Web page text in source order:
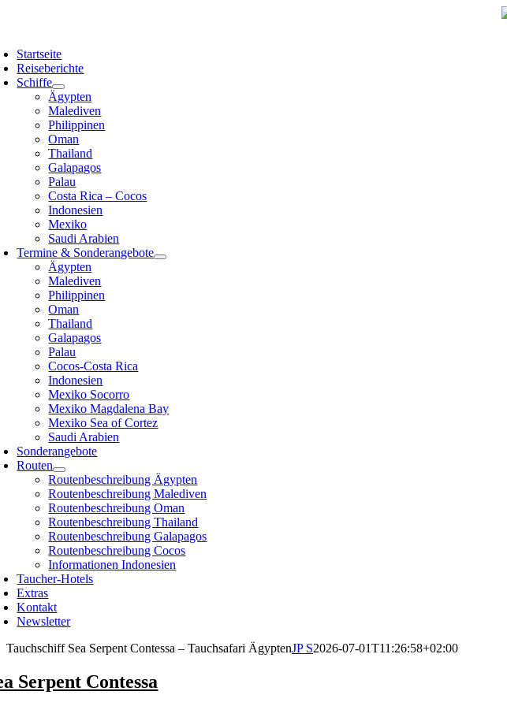
Startseite
Reiseberichte
Schiffe
Ägypten
Malediven
Philippinen
Oman
Thailand
Galapagos
Palau
Costa Rica – Cocos
Indonesien
Mexiko
Saudi Arabien
Termine & Sonderangebote
Ägypten
Malediven
Philippinen
Oman
Thailand
Galapagos
Palau
Cocos-Costa Rica
Indonesien
Mexiko Socorro
Mexiko Magdalena Bay
Mexiko Sea of Cortez
Saudi Arabien
Sonderangebote
Routen
Routenbeschreibung Ägypten
Routenbeschreibung Malediven
Routenbeschreibung Oman
Routenbeschreibung Thailand
Routenbeschreibung Galapagos
Routenbeschreibung Cocos
Informationen Indonesien
Taucher-Hotels
Extras
Kontakt
Newsletter
Tauchschiff Sea Serpent Contessa – Tauchsafari ÄgyptenJP S2026-07-01T11:26:58+02:00
Serpent Contessa